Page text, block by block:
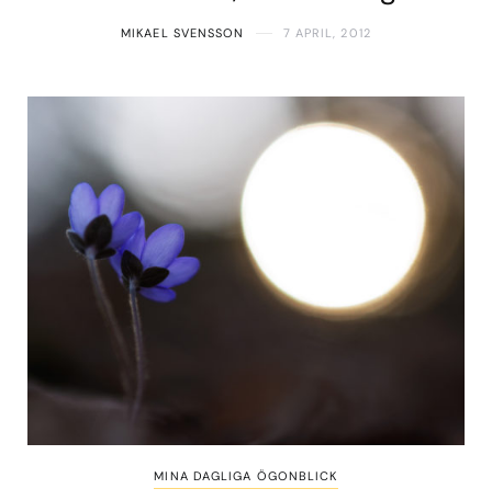
MIKAEL SVENSSON 7 APRIL, 2012
MINA DAGLIGA ÖGONBLICK